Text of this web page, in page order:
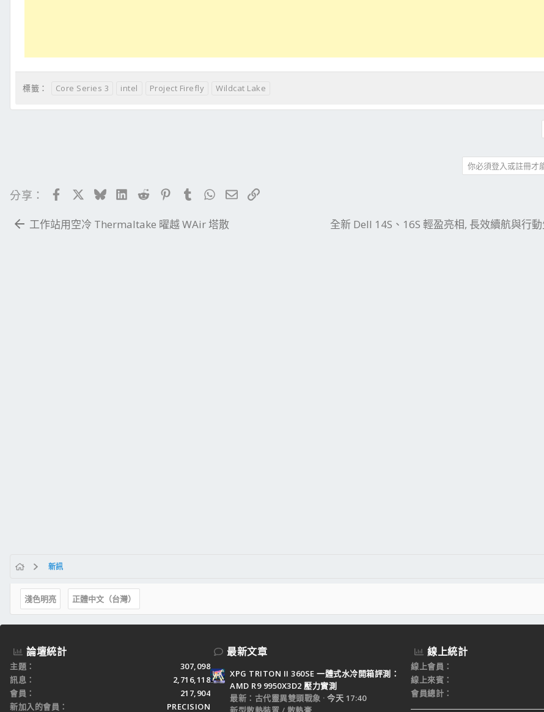
標籤： Core Series 3 intel Project Firefly Wildcat Lake
你必須登入或註冊才
分享： FacebookBlueskyLinkedIn
RedditPinterestTumblrWhatsApp
電子郵件
連結
工作站用空冷 Thermaltake 曜越 WAir 塔散 全新 Dell 14S、16S 輕盈亮相, 長效續航與行
新訊
淺色明亮 正體中文（台灣）
論壇統計
主題
307,098
訊息
2,716,118
會員
217,904
新加入的會員
PRECISION
最新文章
XPG TRITON II 360SE 一體式水冷開箱評測：
AMD R9 9950X3D2 壓力實測
最新：古代靈異雙頭戰象
今天 17:40
線上統計
線上會員
線上來賓
會員總計